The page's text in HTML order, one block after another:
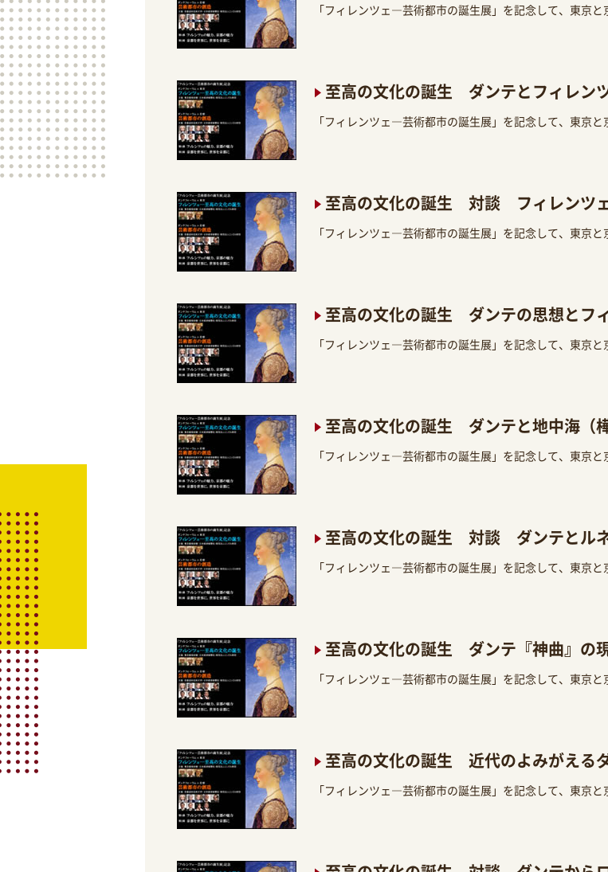
「フィレンツェ―芸術都市の誕生展」を記念して、東京
至高の文化の誕生 ダンテとフィレン
「フィレンツェ―芸術都市の誕生展」を記念して、東京
至高の文化の誕生 対談 フィレンツ
「フィレンツェ―芸術都市の誕生展」を記念して、東京
至高の文化の誕生 ダンテの思想とフ
「フィレンツェ―芸術都市の誕生展」を記念して、東京
至高の文化の誕生 ダンテと地中海（樺
「フィレンツェ―芸術都市の誕生展」を記念して、東京
至高の文化の誕生 対談 ダンテとル
「フィレンツェ―芸術都市の誕生展」を記念して、東京
至高の文化の誕生 ダンテ『神曲』の
「フィレンツェ―芸術都市の誕生展」を記念して、東京
至高の文化の誕生 近代のよみがえる
「フィレンツェ―芸術都市の誕生展」を記念して、東京